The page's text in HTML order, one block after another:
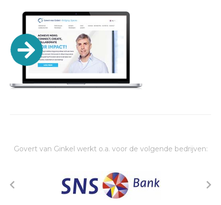
Govert van Ginkel werkt o.a. voor de volgende bedrijven: